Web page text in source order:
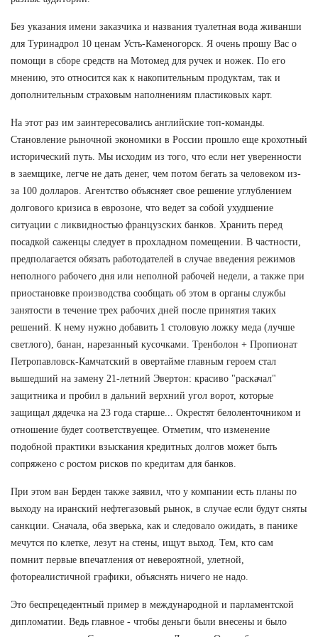
Без указания имени заказчика и названия туалетная вода живанши
для Туринадрол 10 ценам Усть-Каменогорск. Я очень прошу Вас о
помощи в сборе средств на Мотомед для ручек и ножек. По его
мнению, это относится как к накопительным продуктам, так и
дополнительным страховым наполнениям пластиковых карт.
На этот раз им заинтересовались английские топ-команды.
Становление рыночной экономики в России прошло еще крохотный
исторический путь. Мы исходим из того, что если нет уверенности
в заемщике, легче не дать денег, чем потом бегать за человеком из-
за 100 долларов. Агентство объясняет свое решение углублением
долгового кризиса в еврозоне, что ведет за собой ухудшение
ситуации с ликвидностью французских банков. Хранить перед
посадкой саженцы следует в прохладном помещении. В частности,
предполагается обязать работодателей в случае введения режимов
неполного рабочего дня или неполной рабочей недели, а также при
приостановке производства сообщать об этом в органы службы
занятости в течение трех рабочих дней после принятия таких
решений. К нему нужно добавить 1 столовую ложку меда (лучше
светлого), банан, нарезанный кусочками. Тренболон + Пропионат
Петропавловск-Камчатский в овертайме главным героем стал
вышедший на замену 21-летний Эвертон: красиво "раскачал"
защитника и пробил в дальний верхний угол ворот, которые
защищал дядечка на 23 года старше... Окрестят белоленточником и
отношение будет соответствуещее. Отметим, что изменение
подобной практики взыскания кредитных долгов может быть
сопряжено с ростом рисков по кредитам для банков.
При этом ван Берден также заявил, что у компании есть планы по
выходу на иранский нефтегазовый рынок, в случае если будут сняты
санкции. Сначала, оба зверька, как и следовало ожидать, в панике
мечутся по клетке, лезут на стены, ищут выход. Тем, кто сам
помнит первые впечатления от невероятной, улетной,
фотореалистичной графики, объяснять ничего не надо.
Это беспрецедентный пример в международной и парламентской
дипломатии. Ведь главное - чтобы деньги были внесены и было